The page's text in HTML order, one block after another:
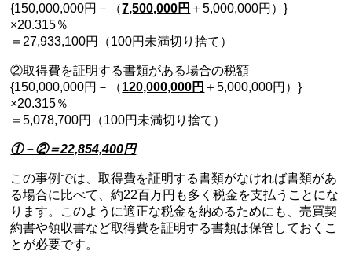
{150,000,000円－（7,500,000円 ＋5,000,000円）}
×20.315％
＝27,933,100円（100円未満切り捨て）
②取得費を証明する書類がある場合の税額
{150,000,000円－（120,000,000円 ＋5,000,000円）}
×20.315％
＝5,078,700円（100円未満切り捨て）
①－②＝22,854,400円
この事例では、取得費を証明する書類がなければ書類があ
る場合に比べて、約22百万円も多く税金を支払うことにな
ります。このように適正な税金を納めるためにも、売買契
約書や領収書など取得費を証明する書類は保管しておくこ
とが必要です。